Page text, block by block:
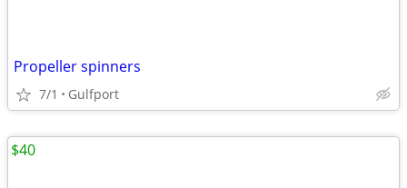
Propeller spinners
7/1 Gulfport
$40